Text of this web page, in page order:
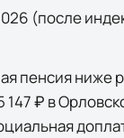
(после
пенсия ниже
147 ₽ в